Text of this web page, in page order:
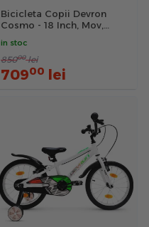
Bicicleta Copii Devron
Cosmo - 18 Inch, Mov,
in stoc
85000 lei
70900 lei